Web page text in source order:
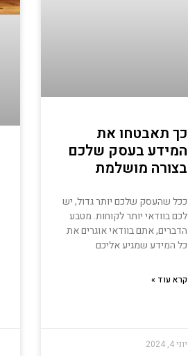
כך תאבטחו את
המידע בעסק שלכם
בצורה מושלמת
ככל שהעסק שלכם יותר גדול, יש
לכם בוודאי יותר לקוחות. מטבע
הדברים, אתם בוודאי אוגרים את
כל המידע שמגיע אליכם
קרא עוד »
יוני 4, 2024